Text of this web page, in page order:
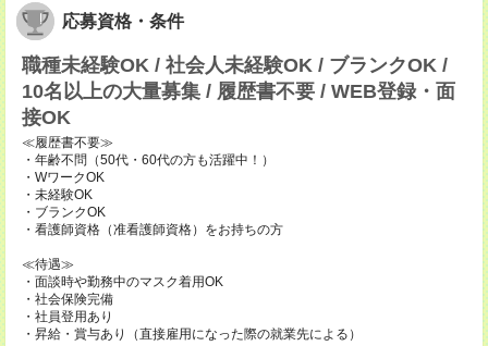
応募資格・条件
職種未経験OK / 社会人未経験OK / ブランクOK /
10名以上の大量募集 / 履歴書不要 / WEB登録・面
接OK
≪履歴書不要≫
・年齢不問（50代・60代の方も活躍中！）
・WワークOK
・未経験OK
・ブランクOK
・看護師資格（准看護師資格）をお持ちの方
≪待遇≫
・面談時や勤務中のマスク着用OK
・社会保険完備
・社員登用あり
・昇給・賞与あり（直接雇用になった際の就業先による）